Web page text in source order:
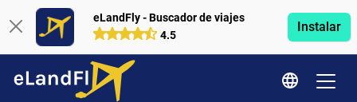
eLandFly - Buscador de viajes
4.5
Instalar